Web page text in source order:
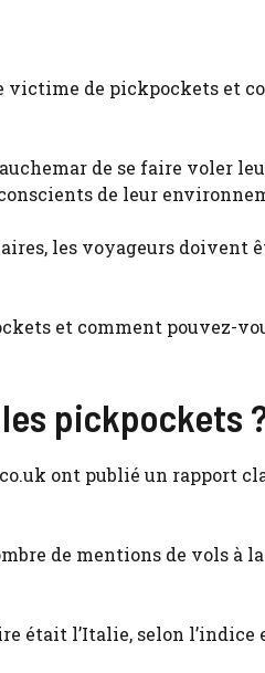
victime de pickpockets et
de se faire voler
de leur
les voyageurs doivent
et comment pouvez-
pickpockets
ont ​​publié un rapport
de mentions de vols à
était l’Italie, selon l’indice